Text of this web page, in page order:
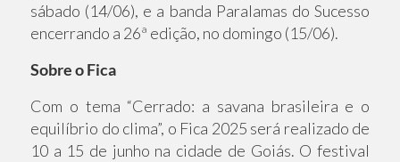
sábado (14/06), e a banda Paralamas do Sucesso
encerrando a 26ª edição, no domingo (15/06).
Sobre o Fica
Com o tema “Cerrado: a savana brasileira e o
equilíbrio do clima”, o Fica 2025 será realizado de
10 a 15 de junho na cidade de Goiás. O festival